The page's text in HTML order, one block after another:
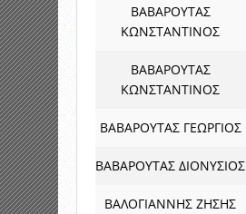
ΒΑΒΑΡΟΥΤΑΣ
ΚΩΝΣΤΑΝΤΙΝΟΣ
ΒΑΒΑΡΟΥΤΑΣ
ΚΩΝΣΤΑΝΤΙΝΟΣ
ΒΑΒΑΡΟΥΤΑΣ ΓΕΩΡΓΙΟΣ
ΒΑΒΑΡΟΥΤΑΣ ΔΙΟΝΥΣΙΟΣ
ΒΑΛΟΓΙΑΝΝΗΣ ΖΗΣΗΣ